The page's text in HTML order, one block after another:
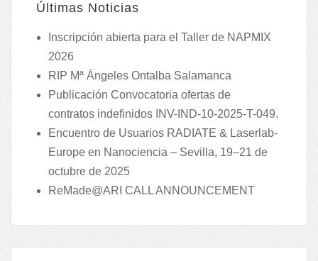
Últimas Noticias
Inscripción abierta para el Taller de NAPMIX
2026
RIP Mª Ángeles Ontalba Salamanca
Publicación Convocatoria ofertas de
contratos indefinidos INV-IND-10-2025-T-049.
Encuentro de Usuarios RADIATE & Laserlab-
Europe en Nanociencia – Sevilla, 19–21 de
octubre de 2025
ReMade@ARI CALL ANNOUNCEMENT